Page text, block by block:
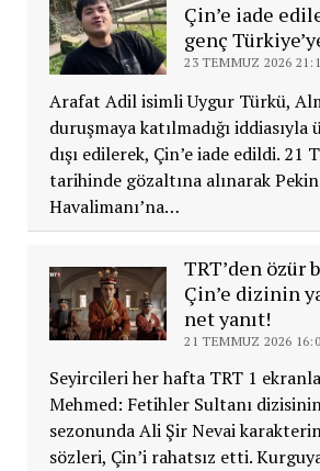
Çin’e iade
genç
23 TEMMUZ 2026
Arafat Adil isimli Uygur Türkü,
duruşmaya katılmadığı iddiasıyla
dışı edilerek, Çin’e iade edildi. 21
tarihinde gözaltına alınarak Pekin
Havalimanı’na…
TRT’den özür
Çin’e dizinin
net yanıt!
21 TEMMUZ 2026
Seyircileri her hafta TRT 1
Mehmed: Fetihler Sultanı
sezonunda Ali Şir Nevai
sözleri, Çin’i rahatsız etti.